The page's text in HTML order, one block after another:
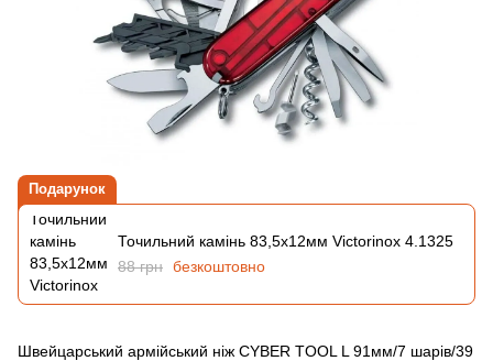
Подарунок
Точильний камінь 83,5х12мм Victorinox 4.1325
88 грн безкоштовно
Швейцарський армійський ніж CYBER TOOL L 91мм/7 шарів/39